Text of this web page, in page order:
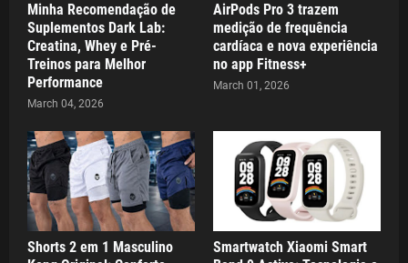
Minha Recomendação de
Suplementos Dark Lab:
Creatina, Whey e Pré-
Treinos para Melhor
Performance
March 04, 2026
AirPods Pro 3 trazem
medição de frequência
cardíaca e nova experiência
no app Fitness+
March 01, 2026
Shorts 2 em 1 Masculino
Smartwatch Xiaomi Smart